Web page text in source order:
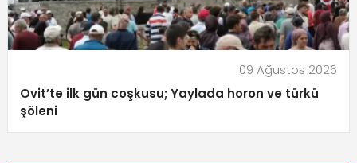
09 Ağustos 2026
Ovit’te ilk gün coşkusu; Yaylada horon ve türkü
şöleni